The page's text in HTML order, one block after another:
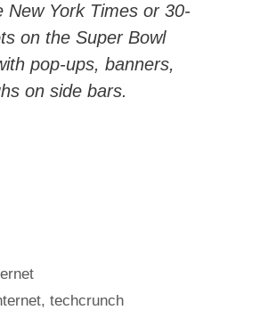
New York Times or 30-
on the Super Bowl
pop-ups, banners,
on side bars.
,techcrunch